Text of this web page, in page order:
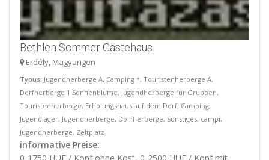
Bethlen Sommer Gästehaus
Erdély, Magyarigen
Typus: Jugendherberge A, Camping *, Touristenherberge A,
Dorfherberge 1 Sonnenblume, Jugendherberge für Gruppen,
Touristenherberge, Erholungshaus auf dem Dorf, Camping,
Jugendlager, Jugendherberge, Dorfherberge, Sonstiges, campi,
Jugendherberge, Zeltplatz
informative Preise: